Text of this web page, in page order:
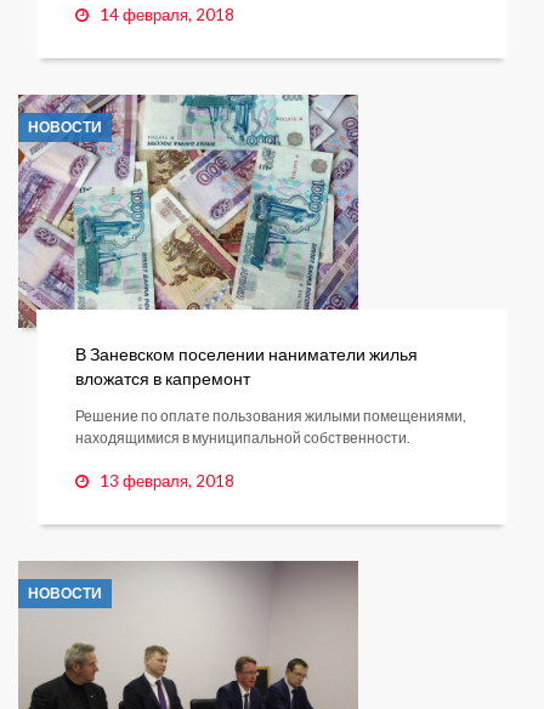
14 февраля, 2018
НОВОСТИ
В Заневском поселении наниматели жилья
вложатся в капремонт
Решение по оплате пользования жилыми помещениями,
находящимися в муниципальной собственности.
13 февраля, 2018
НОВОСТИ